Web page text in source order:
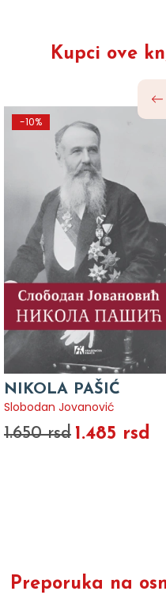
Kupci ove
-10%
NIKOLA PAŠIĆ
Slobodan Jovanović
1.650 rsd 1.485 rsd
Preporuka na